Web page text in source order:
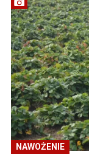
NAWOŻENIE